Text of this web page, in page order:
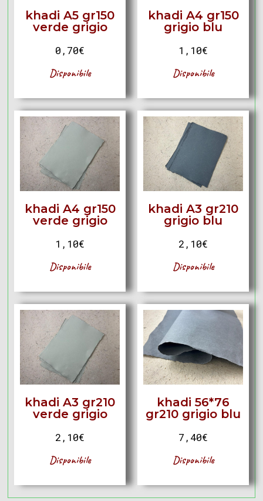
khadi A5 gr150
verde grigio
0,70€
Disponibile
khadi A4 gr150
grigio blu
1,10€
Disponibile
khadi A4 gr150
verde grigio
1,10€
Disponibile
khadi A3 gr210
grigio blu
2,10€
Disponibile
khadi A3 gr210
verde grigio
2,10€
Disponibile
khadi 56*76
gr210 grigio blu
7,40€
Disponibile